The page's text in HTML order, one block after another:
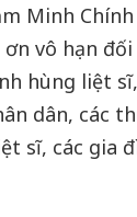
Minh
vô hạn
hùng liệt
dân, các
sĩ, các gia